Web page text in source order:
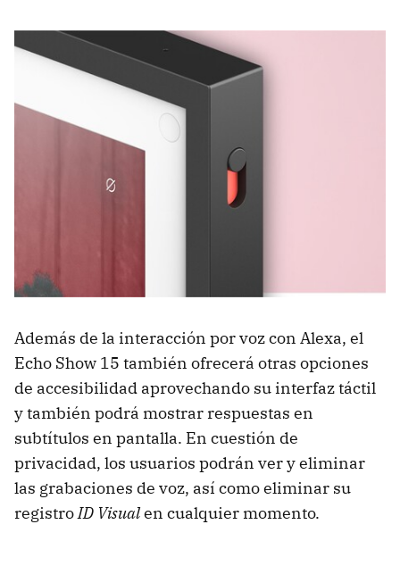
Además de la interacción por voz con Alexa, el
Echo Show 15 también ofrecerá otras opciones
de accesibilidad aprovechando su interfaz táctil
y también podrá mostrar respuestas en
subtítulos en pantalla. En cuestión de
privacidad, los usuarios podrán ver y eliminar
las grabaciones de voz, así como eliminar su
registroID Visualen cualquier momento.